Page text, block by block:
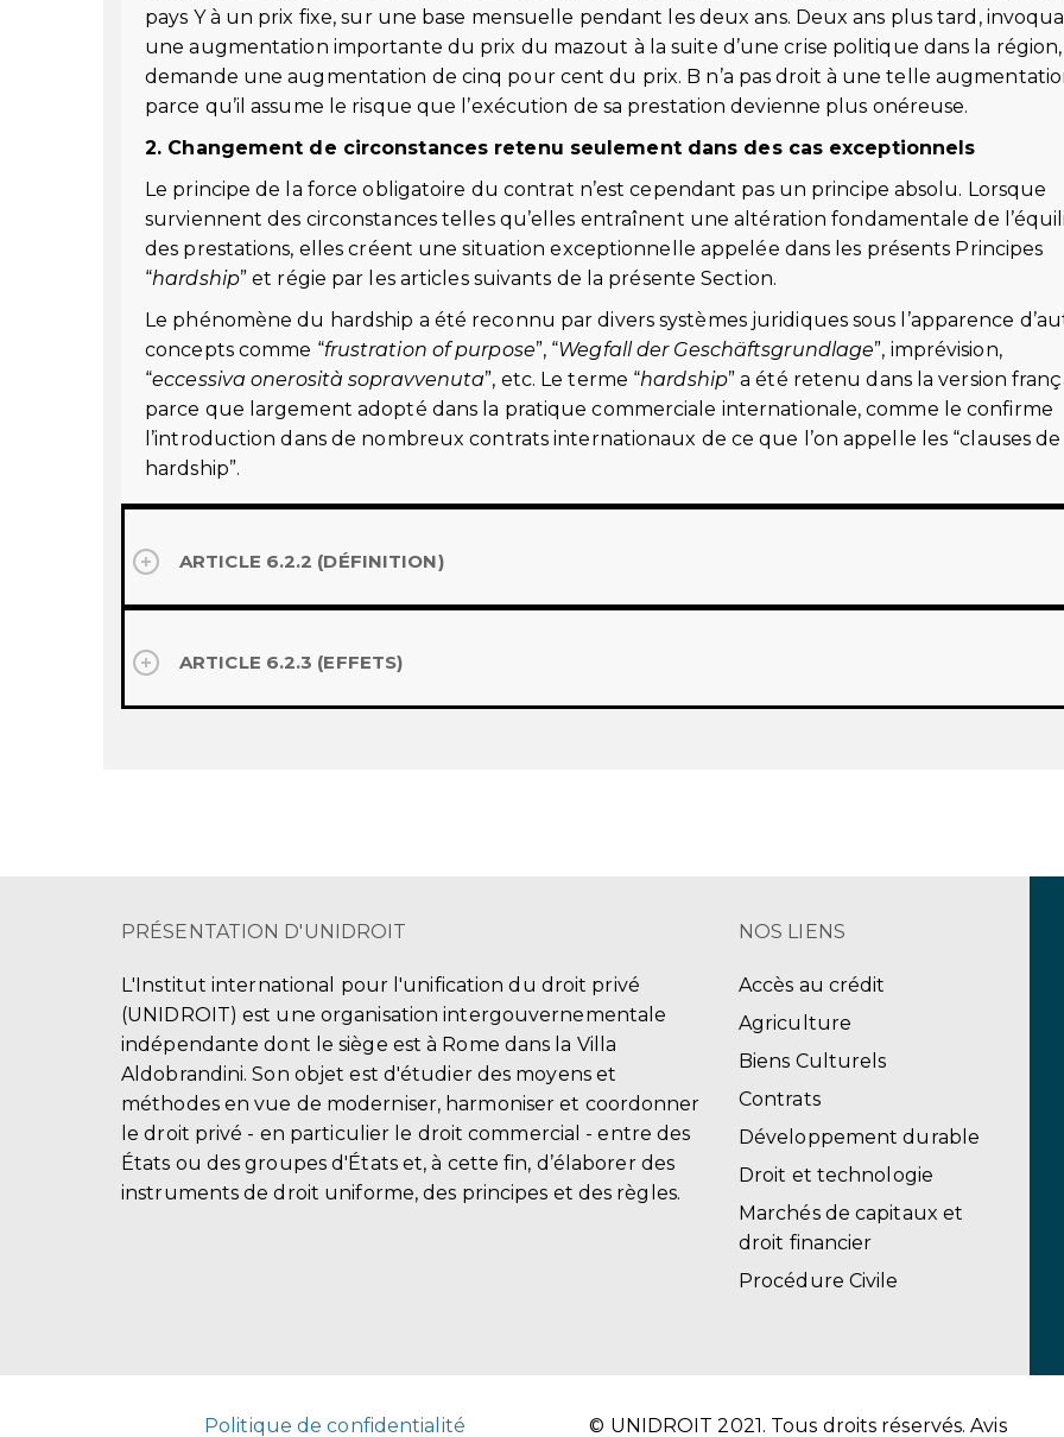
pays Y à un prix fixe, sur une base mensuelle pendant les deux ans. Deux ans plus tard,
une augmentation importante du prix du mazout à la suite d’une crise politique dans la
demande une augmentation de cinq pour cent du prix. B n’a pas droit à une telle
parce qu’il assume le risque que l’exécution de sa prestation devienne plus onéreuse.
2. Changement de circonstances retenu seulement dans des cas exceptionnels
Le principe de la force obligatoire du contrat n’est cependant pas un principe absolu. Lorsque
surviennent des circonstances telles qu’elles entraînent une altération fondamentale de
des prestations, elles créent une situation exceptionnelle appelée dans les présents Principes
“hardship” et régie par les articles suivants de la présente Section.
Le phénomène du hardship a été reconnu par divers systèmes juridiques sous l’apparence
concepts comme “frustration of purpose”, “Wegfall der Geschäftsgrundlage”, imprévision,
“eccessiva onerosità sopravvenuta”, etc. Le terme “hardship” a été retenu dans la version
parce que largement adopté dans la pratique commerciale internationale, comme le confirme
l’introduction dans de nombreux contrats internationaux de ce que l’on appelle les “clauses de
hardship”.
ARTICLE 6.2.2 (DÉFINITION)
ARTICLE 6.2.3 (EFFETS)
PRÉSENTATION D'UNIDROIT
L'Institut international pour l'unification du droit privé
(UNIDROIT) est une organisation intergouvernementale
indépendante dont le siège est à Rome dans la Villa
Aldobrandini. Son objet est d'étudier des moyens et
méthodes en vue de moderniser, harmoniser et coordonner
le droit privé - en particulier le droit commercial - entre des
États ou des groupes d'États et, à cette fin, d’élaborer des
instruments de droit uniforme, des principes et des règles.
NOS LIENS
Accès au crédit
Agriculture
Biens Culturels
Contrats
Développement durable
Droit et technologie
Marchés de capitaux et
droit financier
Procédure Civile
Politique de confidentialité © UNIDROIT 2021. Tous droits réservés.Avis